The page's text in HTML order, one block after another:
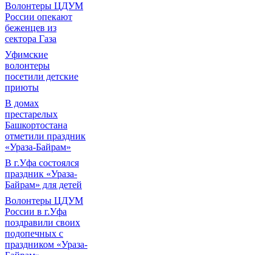
Волонтеры ЦДУМ
России опекают
беженцев из
сектора Газа
Уфимские
волонтеры
посетили детские
приюты
В домах
престарелых
Башкортостана
отметили праздник
«Ураза-Байрам»
В г.Уфа состоялся
праздник «Ураза-
Байрам» для детей
Волонтеры ЦДУМ
России в г.Уфа
поздравили своих
подопечных с
праздником «Ураза-